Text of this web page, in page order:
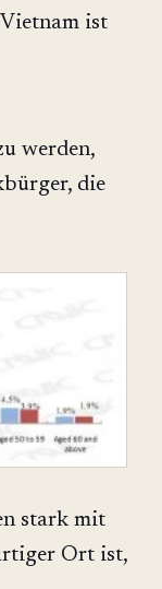
ist
werden,
die
stark mit
Ort ist,